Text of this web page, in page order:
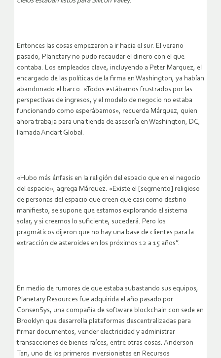
Entonces las cosas empezaron a ir hacia el sur. El verano
pasado, Planetary no pudo recaudar el dinero con el que
contaba. Los empleados clave, incluyendo a Peter Marquez, el
encargado de las políticas de la firma en Washington, ya habían
abandonado el barco. «Todos estábamos frustrados por las
perspectivas de ingresos, y el modelo de negocio no estaba
funcionando como esperábamos», recuerda Márquez, quien
ahora trabaja para una tienda de asesoría en Washington, DC,
llamada Andart Global.
«Hubo más énfasis en la religión del espacio que en el negocio
del espacio», agrega Márquez. «Existe el [segmento] religioso
de personas del espacio que creen que casi como destino
manifiesto, se supone que estamos explorando el sistema
solar, y si creemos lo suficiente, sucederá. Pero los
pragmáticos dijeron que no hay una base de clientes para la
extracción de asteroides en los próximos 12 a 15 años”.
En medio de rumores de que estaba subastando sus equipos,
Planetary Resources fue adquirida el año pasado por
ConsenSys, una compañía de software blockchain con sede en
Brooklyn que desarrolla plataformas descentralizadas para
firmar documentos, vender electricidad y administrar
transacciones de bienes raíces, entre otras cosas. Anderson
Tan, uno de los primeros inversionistas en Recursos